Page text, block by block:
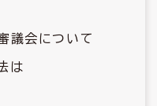
議会について
は